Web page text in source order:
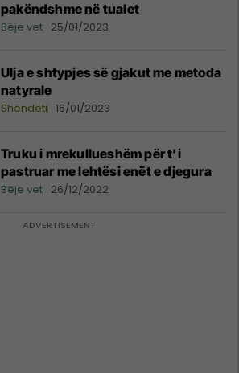
pakëndshme në tualet
Bëje vet 25/01/2023
Ulja e shtypjes së gjakut me metoda
natyrale
Shëndeti 16/01/2023
Truku i mrekullueshëm për t’i
pastruar me lehtësi enët e djegura
Bëje vet 26/12/2022